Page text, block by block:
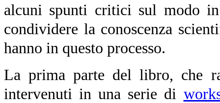
alcuni spunti critici sul modo
condividere la conoscenza
hanno in questo processo.
La prima parte del libro, che
intervenuti in una serie di